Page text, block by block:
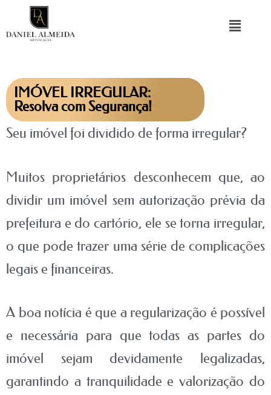
IMÓVEL IRREGULAR:
Resolva com Segurança!
Seu imóvel foi dividido de forma irregular?
Muitos proprietários desconhecem que, ao
dividir um imóvel sem autorização prévia da
prefeitura e do cartório, ele se torna irregular,
o que pode trazer uma série de complicações
legais e financeiras.
A boa notícia é que a regularização é possível
e necessária para que todas as partes do
imóvel sejam devidamente legalizadas,
garantindo a tranquilidade e valorização do